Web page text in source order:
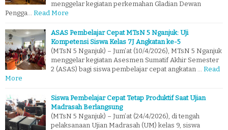
menggelar kegiatan perkemahan Gladian Dewan
Pengga… Read More
ASAS Pembelajar Cepat MTsN 5 Nganjuk: Uji
Kompetensi Siswa Kelas 7J Angkatan ke-5
(MTsN 5 Nganjuk) – Jum’at (10/4/2026), MTsN 5 Nganjuk
menggelar kegiatan Asesmen Sumatif Akhir Semester
2 (ASAS) bagi siswa pembelajar cepat angkatan … Read
More
Siswa Pembelajar Cepat Tetap Produktif Saat Ujian
Madrasah Berlangsung
(MTsN 5 Nganjuk) – Jum’at (24/4/2026), di tengah
pelaksanaan Ujian Madrasah (UM) kelas 9, siswa